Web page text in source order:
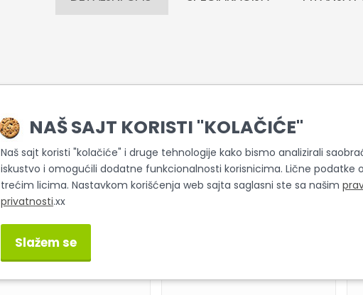
Slični proizvodi
NAŠ SAJT KORISTI "KOLAČIĆE"
Naš sajt koristi "kolačiće" i druge tehnologije kako bismo analizirali
iskustvo i omogućili dodatne funkcionalnosti korisnicima. Lične podatke
trećim licima. Nastavkom korišćenja web sajta saglasni ste sa našim
privatnosti.xx
Slažem se